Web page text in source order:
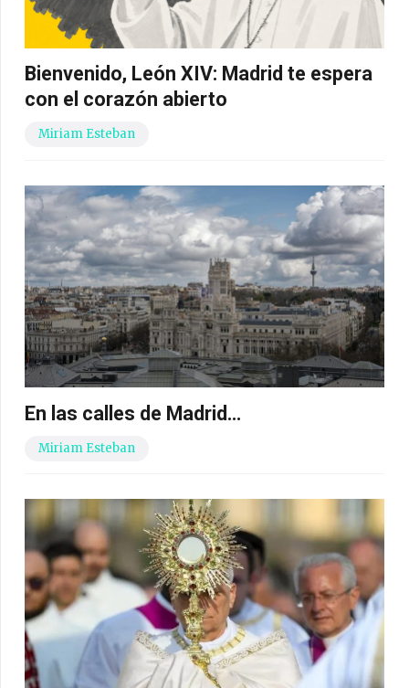
Bienvenido, León XIV: Madrid te espera
con el corazón abierto
Miriam Esteban
En las calles de Madrid…
Miriam Esteban